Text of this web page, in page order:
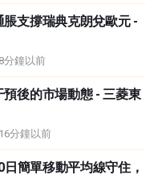
支撐瑞典克朗兌歐元 -
8分鐘以前
後的市場動態 - 三菱東
16分鐘以前
簡單移動平均線守住，